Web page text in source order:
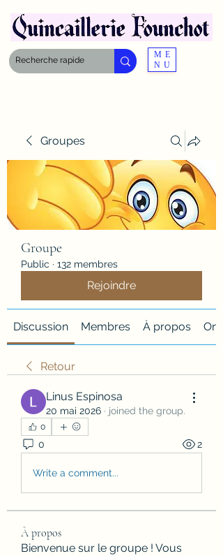
ME
NU
Groupes
Groupe
Public · 132 membres
Rejoindre
Discussion Membres À propos
Retour
Linus Espinosa
20 mai 2026 · joined the group.
0
0 2
Write a comment...
À propos
Bienvenue sur le groupe ! Vous